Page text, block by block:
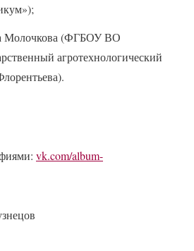
Молочкова (ФГБОУ ВО
агротехнологический
vk.com/album-